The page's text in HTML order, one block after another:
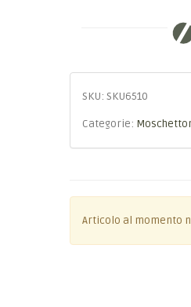
SKU: SKU6510
Categorie:
Articolo al momento